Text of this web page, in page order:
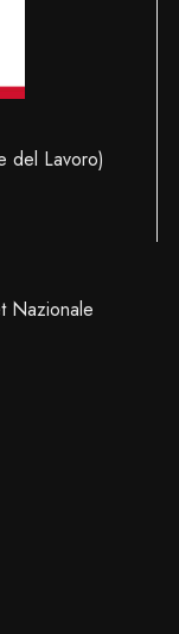
del Lavoro)
Nazionale